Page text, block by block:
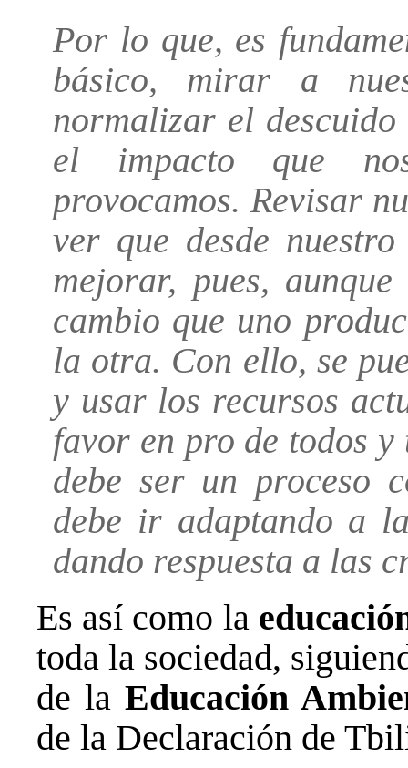
Por lo que, es
básico, mirar a
normalizar el
el impacto que
provocamos. Revisar
ver que desde
mejorar, pues,
cambio que uno
la otra. Con ello, se
y usar los recursos
favor en pro de todos
debe ser un proceso
debe ir adaptando a
dando respuesta a las
Es así como la
toda la sociedad,
de laEducación
de la Declaración de